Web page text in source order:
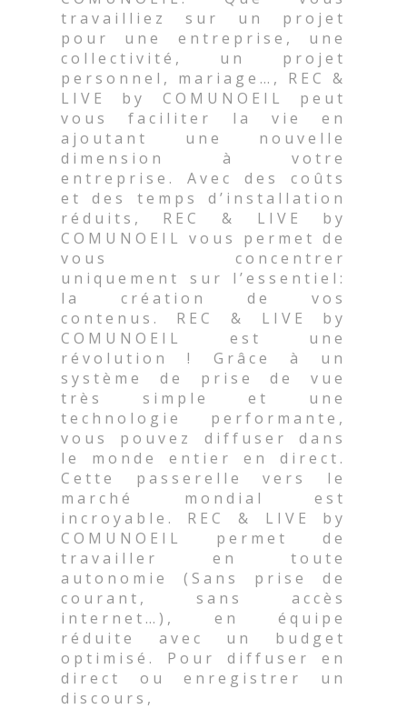
travailliez sur un projet
pour une entreprise, une
collectivité, un projet
personnel, mariage…, REC &
LIVE by COMUNOEIL peut
vous faciliter la vie en
ajoutant une nouvelle
dimension à votre
entreprise. Avec des coûts
et des temps d’installation
réduits, REC & LIVE by
COMUNOEIL vous permet de
vous concentrer
uniquement sur l’essentiel:
la création de vos
contenus. REC & LIVE by
COMUNOEIL est une
révolution ! Grâce à un
système de prise de vue
très simple et une
technologie performante,
vous pouvez diffuser dans
le monde entier en direct.
Cette passerelle vers le
marché mondial est
incroyable. REC & LIVE by
COMUNOEIL permet de
travailler en toute
autonomie (Sans prise de
courant, sans accès
internet…), en équipe
réduite avec un budget
optimisé. Pour diffuser en
direct ou enregistrer un
discours,